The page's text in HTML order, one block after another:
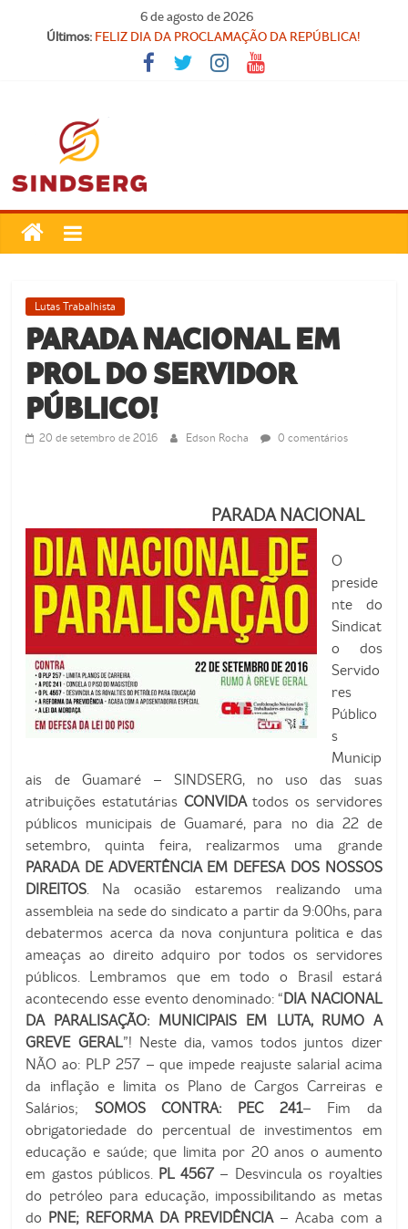
6 de agosto de 2026
Últimos: FELIZ DIA DA PROCLAMAÇÃO DA REPÚBLICA!
Parabéns, Convocados!
Feliz dia do Professor!
SINDICATO FORTE, VOCÊ FORTE!
SindSerg
Guamaré
Sindicato
dos
Servidores
Públicos
Municipais
Guamaré
Lutas Trabalhista
PARADA NACIONAL EM
PROL DO SERVIDOR
PÚBLICO!
20 de setembro de 2016 Edson Rocha 0 comentários
PARADA NACIONAL
O
preside
nte do
Sindicat
o dos
Servido
res
Público
s
Municip
ais de Guamaré – SINDSERG, no uso das suas
atribuições estatutárias CONVIDAtodos os servidores
públicos municipais de Guamaré, para no dia 22 de
setembro, quinta feira, realizarmos uma grande
PARADA DE ADVERTÊNCIA EM DEFESA DOS NOSSOS
DIREITOS. Na ocasião estaremos realizando uma
assembleia na sede do sindicato a partir da 9:00hs, para
debatermos acerca da nova conjuntura politica e das
ameaças ao direito adquiro por todos os servidores
públicos. Lembramos que em todo o Brasil estará
acontecendo esse evento denominado: “DIA NACIONAL
DA PARALISAÇÃO: MUNICIPAIS EM LUTA, RUMO A
GREVE GERAL”! Neste dia, vamos todos juntos dizer
NÃO ao: PLP 257 – que impede reajuste salarial acima
da inflação e limita os Plano de Cargos Carreiras e
Salários; SOMOS CONTRA: PEC 241– Fim da
obrigatoriedade do percentual de investimentos em
educação e saúde; que limita por 20 anos o aumento
em gastos públicos. PL 4567– Desvincula os royalties
do petróleo para educação, impossibilitando as metas
do PNE; REFORMA DA PREVIDÊNCIA – Acaba com a